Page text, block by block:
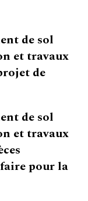
de sol
et travaux
de
de sol
et travaux
pour la